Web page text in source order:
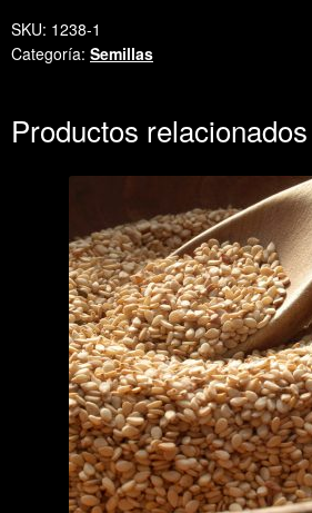
cantidad
SKU: 1238-1
Categoría: Semillas
Productos relacionados